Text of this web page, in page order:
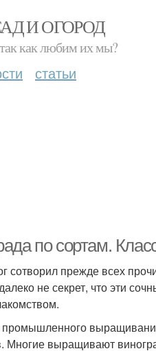
И ОГОРОД
как любим их мы?
статьи
по сортам.
сотворил прежде всех
не секрет, что эти
Многие выращивают